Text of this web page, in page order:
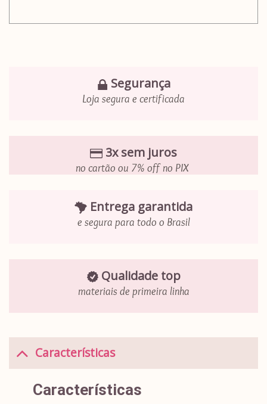
Segurança
Loja segura e certificada
3x sem juros
no cartão ou 7% off no PIX
Entrega garantida
e segura para todo o Brasil
Qualidade top
materiais de primeira linha
Características
Características